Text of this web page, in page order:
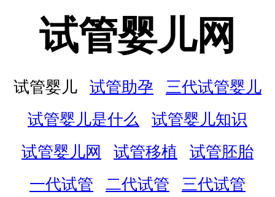
试管婴儿网
试管婴儿 试管助孕
三代试管婴儿
试管婴儿是什么
试管婴儿知识
试管婴儿网
试管移植
试管胚胎
一代试管
二代试管
三代试管